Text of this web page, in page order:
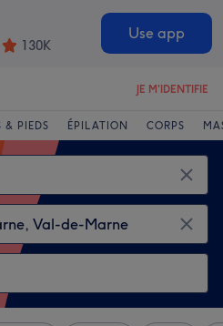
130K
Use app
JE M'IDENTIFIE
& PIEDS ÉPILATION CORPS